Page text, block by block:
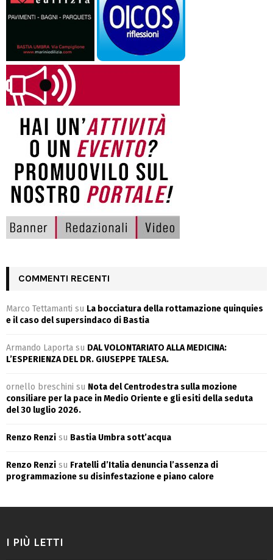
COMMENTI RECENTI
Marco Tettamanti su La bocciatura della rottamazione quinquies
e il caso del supersindaco di Bastia
Armando Laporta su DAL VOLONTARIATO ALLA MEDICINA:
L’ESPERIENZA DEL DR. GIUSEPPE TALESA.
ornello breschini su Nota del Centrodestra sulla mozione
consiliare per la pace in Medio Oriente e gli esiti della seduta
del 30 luglio 2026.
Renzo Renzi su Bastia Umbra sott’acqua
Renzo Renzi su Fratelli d’Italia denuncia l’assenza di
programmazione su disinfestazione e piano calore
I PIÙ LETTI